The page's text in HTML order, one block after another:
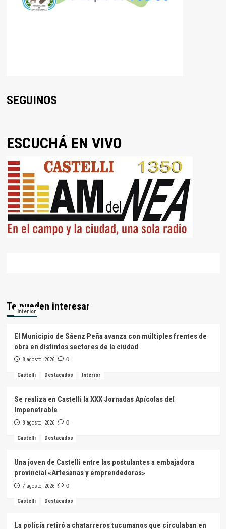
SEGUINOS
ESCUCHÁ EN VIVO
Te pueden interesar
Interior
El Municipio de Sáenz Peña avanza con múltiples frentes de
obra en distintos sectores de la ciudad
8 agosto, 2026 0
Castelli Destacados Interior
Se realiza en Castelli la XXX Jornadas Apícolas del
Impenetrable
8 agosto, 2026 0
Castelli Destacados
Una joven de Castelli entre las postulantes a embajadora
provincial «Artesanas y emprendedoras»
7 agosto, 2026 0
Castelli Destacados
La policía retiró a chatarreros tucumanos que circulaban en